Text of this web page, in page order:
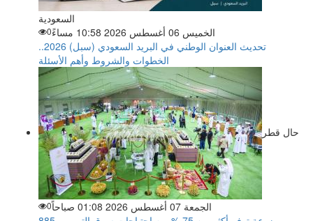
السعودية
الخميس 06 أغسطس 2026 10:58 مساءً
0
تحديث العنوان الوطني في البريد السعودي (سبل) 2026..
الخطوات والشروط وأهم الأسئلة
حال قطر
الجمعة 07 أغسطس 2026 01:08 صباحاً 0